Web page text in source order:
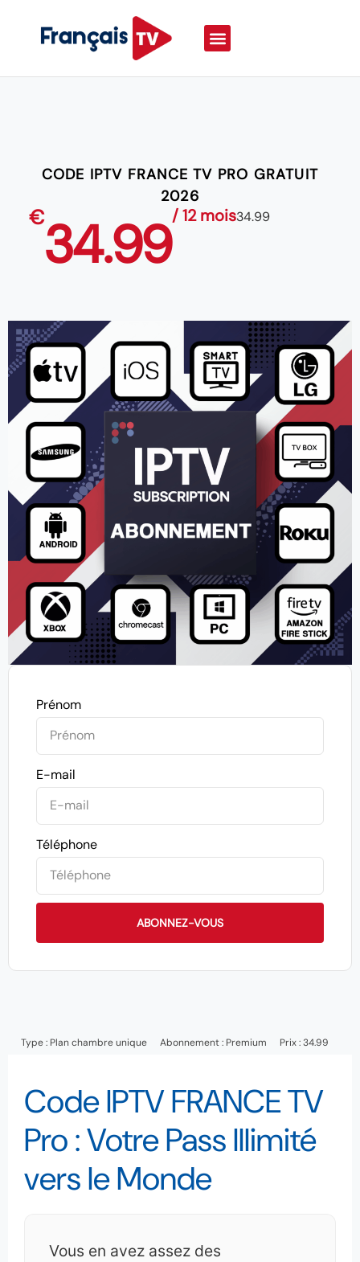
CODE IPTV FRANCE TV PRO GRATUIT
2026
€34.99/ 12 mois34.99
Prénom
E-mail
Téléphone
ABONNEZ-VOUS
Type : Plan chambre unique Abonnement : Premium Prix : 34.99
Code IPTV FRANCE TV
Pro : Votre Pass Illimité
vers le Monde
Vous en avez assez des